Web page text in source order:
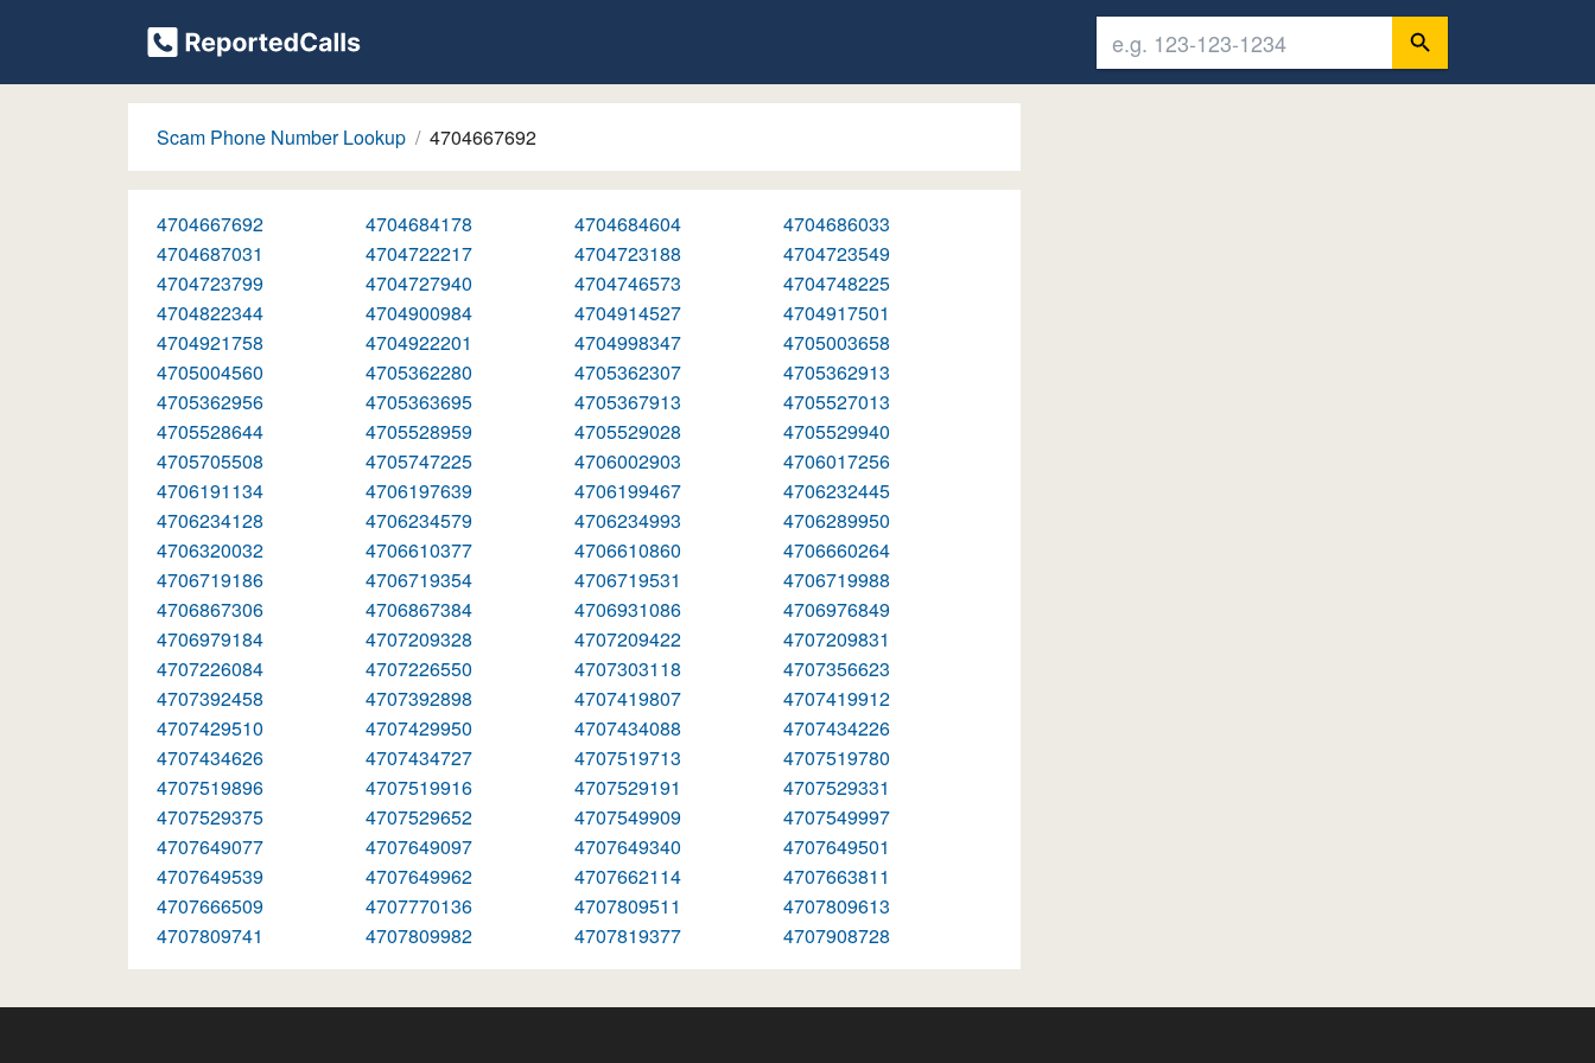
Scam Phone Number Lookup 4704667692
4704667692 4704684178 4704684604
4704686033
4704687031
4704722217 4704723188
4704723549
4704723799
4704727940 4704746573
4704748225
4704822344
4704900984 4704914527
4704917501
4704921758
4704922201 4704998347
4705003658
4705004560
4705362280 4705362307
4705362913
4705362956
4705363695 4705367913
4705527013
4705528644
4705528959 4705529028
4705529940
4705705508
4705747225 4706002903
4706017256
4706191134
4706197639 4706199467
4706232445
4706234128
4706234579 4706234993
4706289950
4706320032
4706610377 4706610860
4706660264
4706719186
4706719354 4706719531
4706719988
4706867306
4706867384 4706931086
4706976849
4706979184
4707209328 4707209422
4707209831
4707226084
4707226550 4707303118
4707356623
4707392458
4707392898 4707419807
4707419912
4707429510
4707429950 4707434088
4707434226
4707434626
4707434727 4707519713
4707519780
4707519896
4707519916 4707529191
4707529331
4707529375
4707529652 4707549909
4707549997
4707649077
4707649097 4707649340
4707649501
4707649539
4707649962 4707662114
4707663811
4707666509
4707770136 4707809511
4707809613
4707809741
4707809982 4707819377 4707908728